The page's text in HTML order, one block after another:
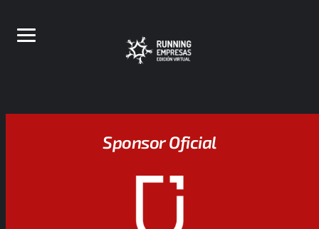
Sponsor Oficial